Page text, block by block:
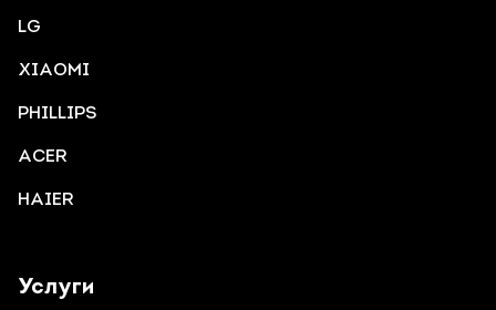
Услуги
LG
XIAOMI
PHILLIPS
ACER
HAIER